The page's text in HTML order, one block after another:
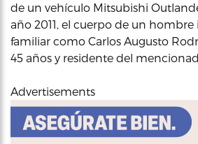
de un vehículo Mitsubishi
año 2011, el cuerpo de un
familiar como Carlos Augusto
45 años y residente del
Advertisements